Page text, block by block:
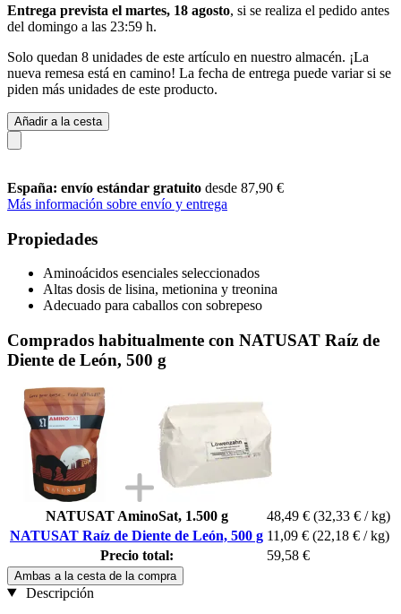
Entrega prevista el martes, 18 agosto, si se realiza el pedido antes
del domingo a las 23:59 h.
Solo quedan 8 unidades de este artículo en nuestro almacén. ¡La
nueva remesa está en camino! La fecha de entrega puede variar si se
piden más unidades de este producto.
Añadir a la cesta
España: envío estándar gratuito desde 87,90 €
Más información sobre envío y entrega
Propiedades
Aminoácidos esenciales seleccionados
Altas dosis de lisina, metionina y treonina
Adecuado para caballos con sobrepeso
Comprados habitualmente con NATUSAT Raíz de
Diente de León, 500 g
NATUSAT AminoSat, 1.500 g 48,49 € (32,33 € / kg)
NATUSAT Raíz de Diente de León, 500 g 11,09 € (22,18 € / kg)
Precio total:
59,58 €
Ambas a la cesta de la compra
Descripción